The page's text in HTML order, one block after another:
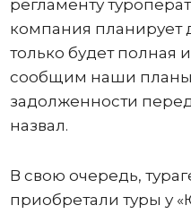
регламенту
компания планирует
только будет
сообщим наши планы
задолженности
назвал.
В свою очередь,
приобретали туры у